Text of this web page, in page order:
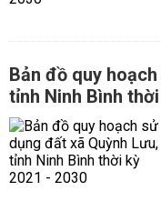
Bản đồ quy
tỉnh Ninh Bình